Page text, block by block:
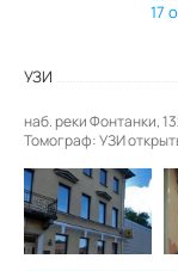
17
УЗИ
наб. реки Фонтанки,
Томограф: УЗИ